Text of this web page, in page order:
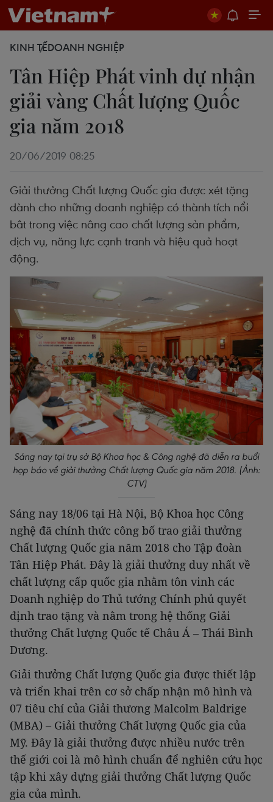
KINH TẾDOANH NGHIỆP
Tân Hiệp Phát vinh dự nhận
giải vàng Chất lượng Quốc
gia năm 2018
20/06/2019 08:25
Giải thưởng Chất lượng Quốc gia được xét tặng
dành cho những doanh nghiệp có thành tích nổi
bât trong việc nâng cao chất lượng sản phẩm,
dịch vụ, năng lực cạnh tranh và hiệu quả hoạt
động.
Sáng nay tại trụ sở Bộ Khoa học & Công nghệ đã diễn ra buổi
họp báo về giải thưởng Chất lượng Quốc gia năm 2018. (Ảnh:
CTV)
Sáng nay 18/06 tại Hà Nội, Bộ Khoa học Công
nghệ đã chính thức công bố trao giải thưởng
Chất lượng Quốc gia năm 2018 cho Tập đoàn
Tân Hiệp Phát. Đây là giải thưởng duy nhất về
chất lượng cấp quốc gia nhằm tôn vinh các
Doanh nghiệp do Thủ tướng Chính phủ quyết
định trao tặng và nằm trong hệ thống Giải
thưởng Chất lượng Quốc tế Châu Á – Thái Bình
Dương.
Giải thưởng Chất lượng Quốc gia được thiết lập
và triển khai trên cơ sở chấp nhận mô hình và
07 tiêu chí của Giải thương Malcolm Baldrige
(MBA) – Giải thưởng Chất lượng Quốc gia của
Mỹ. Đây là giải thưởng được nhiều nước trên
thế giới coi là mô hình chuẩn để nghiên cứu học
tập khi xây dựng giải thưởng Chất lượng Quốc
gia của mình.